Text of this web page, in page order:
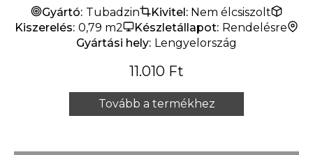
Gyártó: Tubadzin Kivitel: Nem élcsiszolt
Kiszerelés: 0,79 m2 Készletállapot: Rendelésre
Gyártási hely: Lengyelország
11.010 Ft
Tovább a termékhez